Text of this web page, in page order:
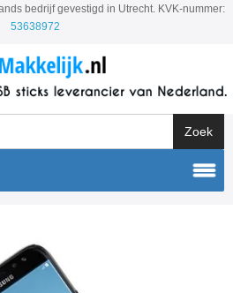
bedrijf gevestigd in Utrecht. KVK-nummer:
53638972